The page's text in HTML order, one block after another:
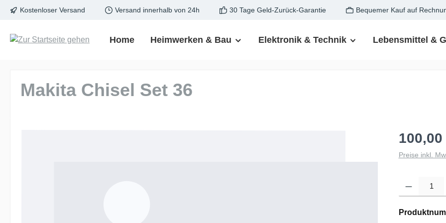
Zur Hauptnavigation springen
Kostenloser Versand Versand innerhalb von 24h 30 Tage Geld-Zurück-Garantie Bequemer Kauf auf
Home Heimwerken & Bau Elektronik & Technik Lebensmittel &
Makita Chisel Set 36
100,00
Preise inkl.